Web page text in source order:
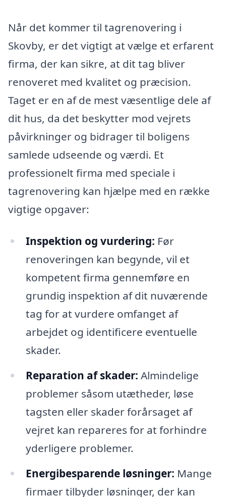
Når det kommer til tagrenovering i
Skovby, er det vigtigt at vælge et erfarent
firma, der kan sikre, at dit tag bliver
renoveret med kvalitet og præcision.
Taget er en af de mest væsentlige dele af
dit hus, da det beskytter mod vejrets
påvirkninger og bidrager til boligens
samlede udseende og værdi. Et
professionelt firma med speciale i
tagrenovering kan hjælpe med en række
vigtige opgaver:
Inspektion og vurdering: Før
renoveringen kan begynde, vil et
kompetent firma gennemføre en
grundig inspektion af dit nuværende
tag for at vurdere omfanget af
arbejdet og identificere eventuelle
skader.
Reparation af skader: Almindelige
problemer såsom utætheder, løse
tagsten eller skader forårsaget af
vejret kan repareres for at forhindre
yderligere problemer.
Energibesparende løsninger: Mange
firmaer tilbyder løsninger, der kan